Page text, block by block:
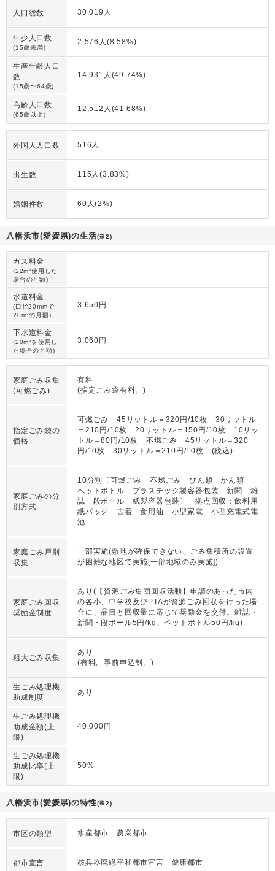
人口総数 30,019人
年少人口数
(15歳未満)
2,576人(8.58%)
生産年齢人口
数
(15歳〜64歳)
14,931人(49.74%)
高齢人口数
(65歳以上)
12,512人(41.68%)
外国人人口数 516人
出生数 115人(3.83%)
婚姻件数 60人(2%)
八幡浜市(愛媛県)の生活(※2)
ガス料金
(22m³使用した
場合の月額)
水道料金
(口径20mmで
20m³の月額)
3,650円
下水道料金
(20m³を使用し
た場合の月額)
3,060円
家庭ごみ収集
(可燃ごみ)
有料
(指定ごみ袋有料。)
指定ごみ袋の
価格
可燃ごみ 45リットル＝320円/10枚 30リットル
＝210円/10枚 20リットル＝150円/10枚 10リッ
トル＝80円/10枚 不燃ごみ 45リットル＝320
円/10枚 30リットル＝210円/10枚 (税込)
家庭ごみの分
別方式
10分別〔可燃ごみ 不燃ごみ びん類 かん類
ペットボトル プラスチック製容器包装 新聞 雑
誌 段ボール 紙製容器包装〕 拠点回収：飲料用
紙パック 古着 食用油 小型家電 小型充電式電
池
家庭ごみ戸別
収集
一部実施(敷地が確保できない、ごみ集積所の設置
が困難な地区で実施[一部地域のみ実施])
家庭ごみ回収
奨励金制度
あり(【資源ごみ集団回収活動】申請のあった市内
の各小、中学校及びPTAが資源ごみ回収を行った場
合に、品目と回収量に応じて奨励金を交付。雑誌・
新聞・段ボール5円/kg、ペットボトル50円/kg)
粗大ごみ収集
あり
(有料。事前申込制。)
生ごみ処理機
助成制度
あり
生ごみ処理機
助成金額(上
限)
40,000円
生ごみ処理機
助成比率(上
限)
50%
八幡浜市(愛媛県)の特性(※2)
市区の類型 水産都市 農業都市
都市宣言 核兵器廃絶平和都市宣言 健康都市